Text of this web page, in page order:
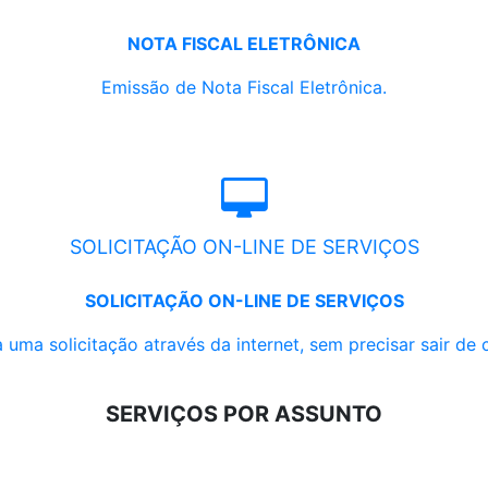
NOTA FISCAL ELETRÔNICA
Emissão de Nota Fiscal Eletrônica.
SOLICITAÇÃO ON-LINE DE SERVIÇOS
SOLICITAÇÃO ON-LINE DE SERVIÇOS
uma solicitação através da internet, sem precisar sair de
SERVIÇOS POR ASSUNTO